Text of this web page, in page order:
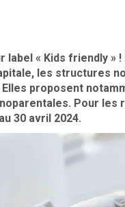
« Kids friendly »
les structures
Elles proposent
Pour les
30 avril 2024.